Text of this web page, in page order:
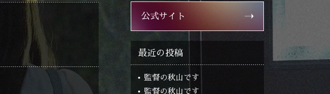
screening theater
teaser
information
公式サイト
最近の投稿
監督の秋山です
監督の秋山です